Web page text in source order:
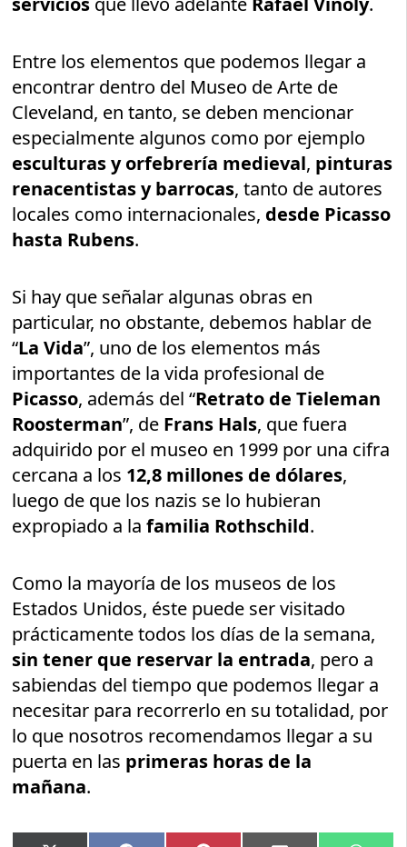
Entre los elementos que podemos llegar a
encontrar dentro del Museo de Arte de
Cleveland, en tanto, se deben mencionar
especialmente algunos como por ejemplo
esculturas y orfebrería medieval, pinturas
renacentistas y barrocas, tanto de autores
locales como internacionales, desde Picasso
hasta Rubens.
Si hay que señalar algunas obras en
particular, no obstante, debemos hablar de
“La Vida”, uno de los elementos más
importantes de la vida profesional de
Picasso, además del “Retrato de Tieleman
Roosterman”, de Frans Hals, que fuera
adquirido por el museo en 1999 por una cifra
cercana a los 12,8 millones de dólares,
luego de que los nazis se lo hubieran
expropiado a lafamilia Rothschild.
Como la mayoría de los museos de los
Estados Unidos, éste puede ser visitado
prácticamente todos los días de la semana,
sin tener que reservar la entrada, pero a
sabiendas del tiempo que podemos llegar a
necesitar para recorrerlo en su totalidad, por
lo que nosotros recomendamos llegar a su
puerta en las primeras horas de la
mañana.